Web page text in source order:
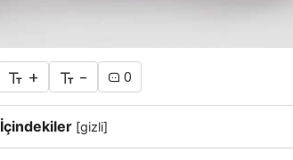
+ - 0
İçindekiler [gizli]